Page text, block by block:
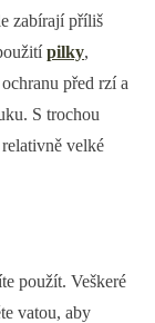
zabírají příliš
pilky,
před rzí a
S trochou
velké
použít. Veškeré
vatou, aby